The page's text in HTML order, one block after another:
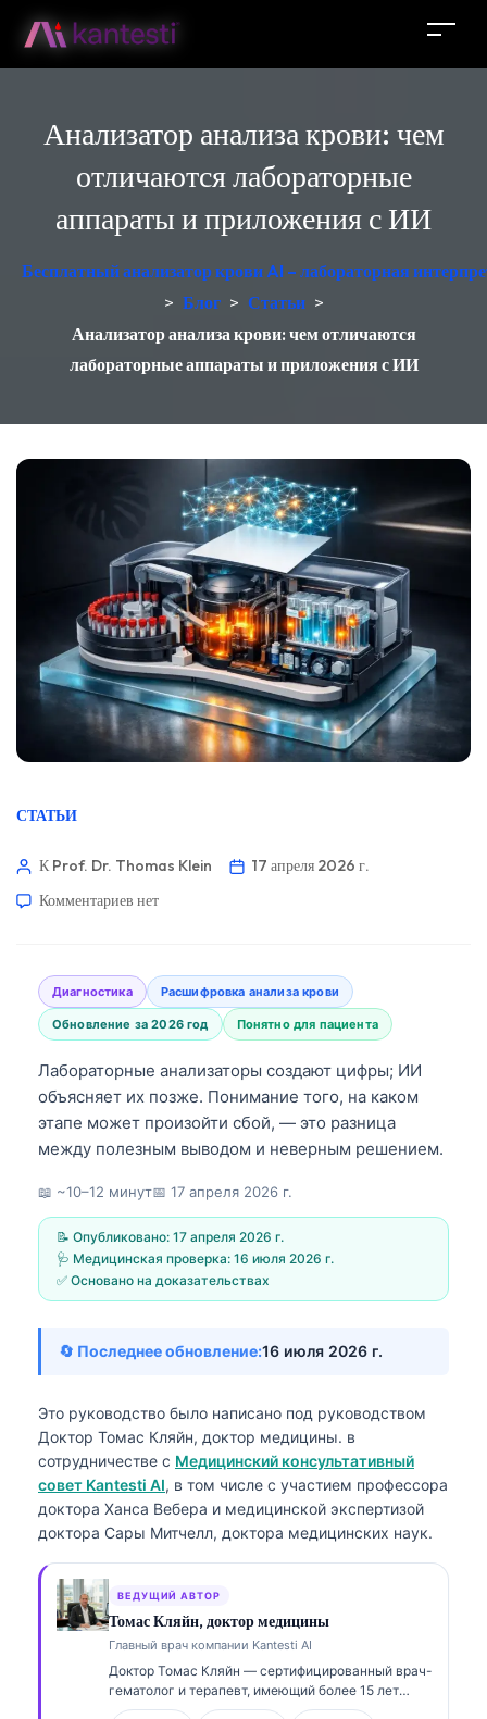
Анализатор анализа крови: чем
отличаются лабораторные
аппараты и приложения с ИИ
Бесплатный анализатор крови AI – лабораторная
> Блог > Статьи >
Анализатор анализа крови: чем отличаются
лабораторные аппараты и приложения с ИИ
СТАТЬИ
К Prof. Dr. Thomas Klein
17 апреля 2026 г.
Комментариев нет
Диагностика Расшифровка анализа крови
Обновление за 2026 год Понятно для пациента
Лабораторные анализаторы создают цифры; ИИ
объясняет их позже. Понимание того, на каком
этапе может произойти сбой, — это разница
между полезным выводом и неверным решением.
📖 ~10–12 минут📅 17 апреля 2026 г.
📝 Опубликовано: 17 апреля 2026 г.
🩺 Медицинская проверка: 16 июля 2026 г.
✅ Основано на доказательствах
🔄 Последнее обновление:16 июля 2026 г.
Это руководство было написано под руководством
Доктор Томас Кляйн, доктор медицины. в
сотрудничестве с Медицинский консультативный
совет Kantesti AI, в том числе с участием профессора
доктора Ханса Вебера и медицинской экспертизой
доктора Сары Митчелл, доктора медицинских наук.
ВЕДУЩИЙ АВТОР
Томас Кляйн, доктор медицины
Главный врач компании Kantesti AI
Доктор Томас Кляйн — сертифицированный врач-
гематолог и терапевт, имеющий более 15 лет
опыта в лабораторной медицине и клиническом